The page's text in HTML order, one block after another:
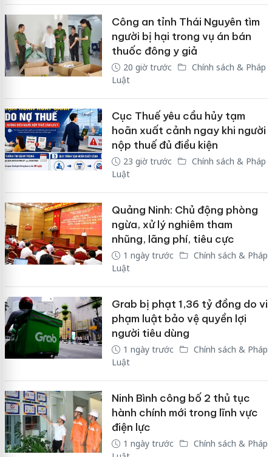
Công an tỉnh Thái Nguyên tìm
người bị hại trong vụ án bán
thuốc đông y giả
20 giờ trước
Chính sách & Pháp
Luật
Cục Thuế yêu cầu hủy tạm
hoãn xuất cảnh ngay khi người
nộp thuế đủ điều kiện
23 giờ trước
Chính sách & Pháp
Luật
Quảng Ninh: Chủ động phòng
ngừa, xử lý nghiêm tham
nhũng, lãng phí, tiêu cực
1 ngày trước
Chính sách & Pháp
Luật
Grab bị phạt 1,36 tỷ đồng do vi
phạm luật bảo vệ quyền lợi
người tiêu dùng
1 ngày trước
Chính sách & Pháp
Luật
Ninh Bình công bố 2 thủ tục
hành chính mới trong lĩnh vực
điện lực
1 ngày trước
Chính sách & Pháp